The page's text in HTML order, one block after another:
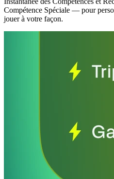
Compétence Spéciale — pour
jouer à votre façon.